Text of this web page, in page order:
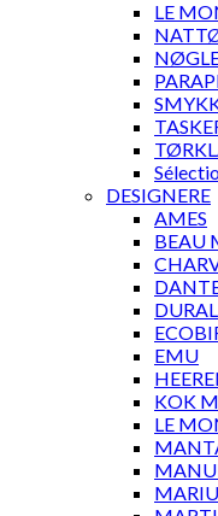
LE
DESIGNERE
AMES
BEAU
EMU
KOK
LE